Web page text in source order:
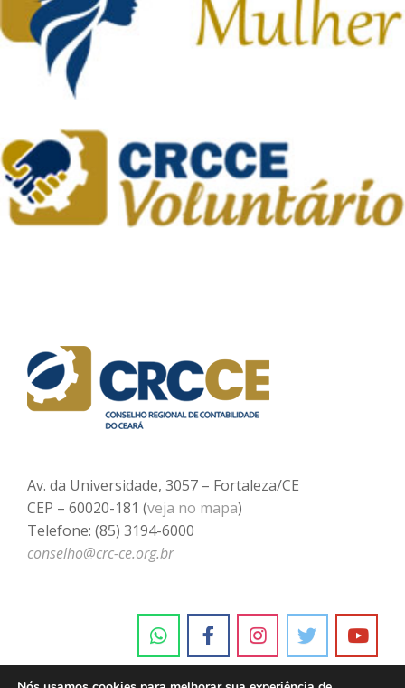
Av. da Universidade, 3057 – Fortaleza/CE
CEP – 60020-181 (veja no mapa)
Telefone: (85) 3194-6000
conselho@crc-ce.org.br